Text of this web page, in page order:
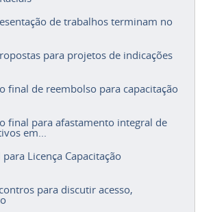
de trabalhos terminam no
para projetos de indicações
final de reembolso para capacitação
final para afastamento integral de
em...
Licença Capacitação
para discutir acesso,